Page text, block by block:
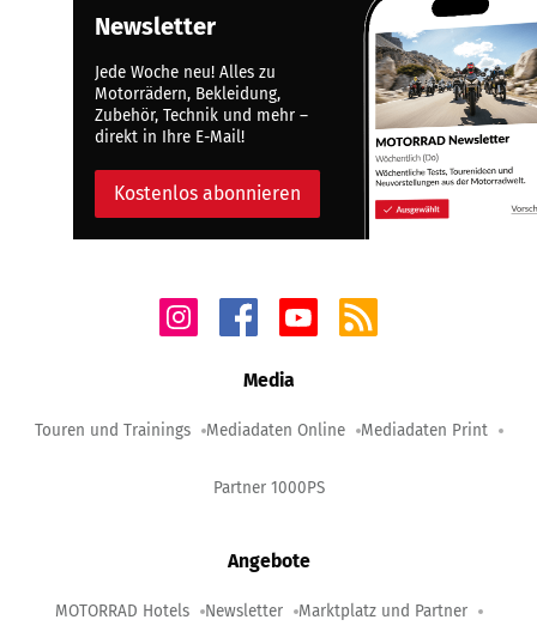
Newsletter
Jede Woche neu! Alles zu
Motorrädern, Bekleidung,
Zubehör, Technik und mehr –
direkt in Ihre E-Mail!
Kostenlos abonnieren
Media
Touren und Trainings Mediadaten Online Mediadaten Print
Partner 1000PS
Angebote
MOTORRAD Hotels Newsletter Marktplatz und Partner